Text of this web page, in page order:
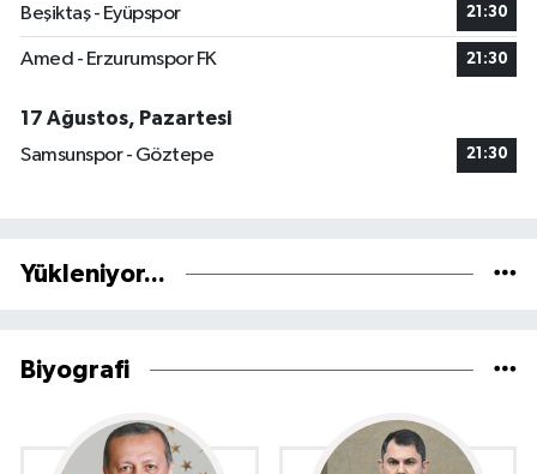
Beşiktaş - Eyüpspor 21:30
Amed - Erzurumspor FK 21:30
17 Ağustos, Pazartesi
Samsunspor - Göztepe
21:30
Yükleniyor...
Biyografi